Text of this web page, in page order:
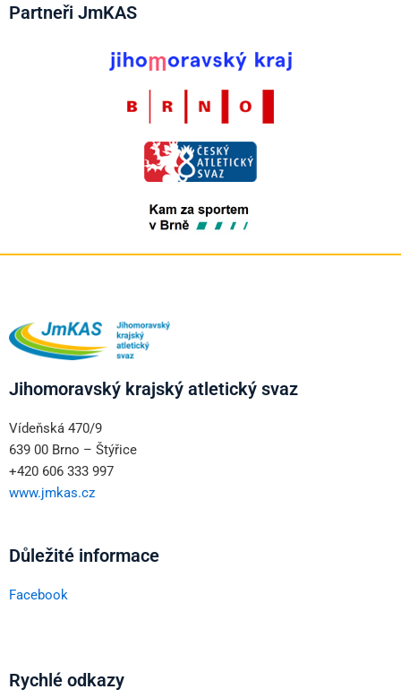
Partneři JmKAS
Jihomoravský krajský atletický svaz
Vídeňská 470/9
639 00 Brno – Štýřice
+420 606 333 997
www.jmkas.cz
Důležité informace
Facebook
Rychlé odkazy